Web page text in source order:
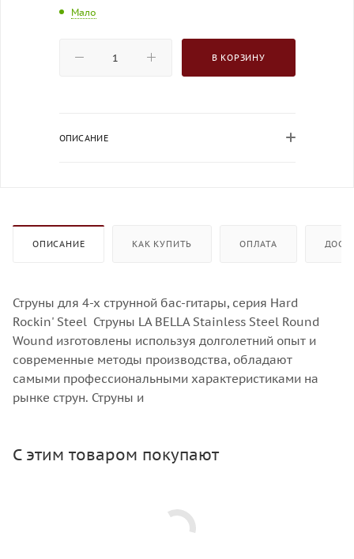
Мало
В КОРЗИНУ
ОПИСАНИЕ
ОПИСАНИЕ КАК КУПИТЬ ОПЛАТА
Струны для 4-х струнной бас-гитары, серия Hard
Rockin' Steel Струны LA BELLA Stainless Steel Round
Wound изготовлены используя долголетний опыт и
современные методы производства, обладают
самыми профессиональными характеристиками на
рынке струн. Струны и
С этим товаром покупают